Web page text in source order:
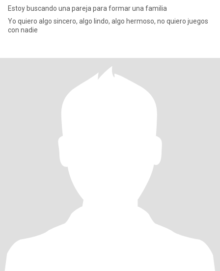
Estoy buscando una pareja para formar una familia
Yo quiero algo sincero, algo lindo, algo hermoso, no quiero juegos
con nadie